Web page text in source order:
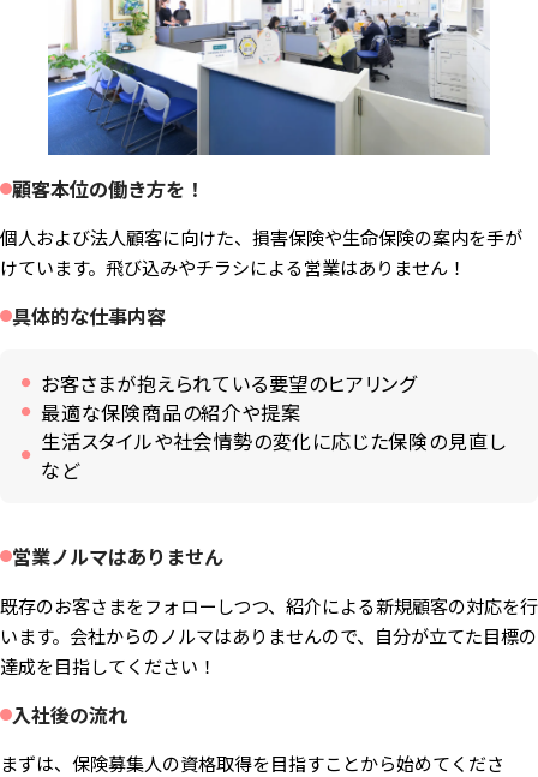
顧客本位の働き方を！
個人および法人顧客に向けた、損害保険や生命保険の案内を手が
けています。飛び込みやチラシによる営業はありません！
具体的な仕事内容
お客さまが抱えられている要望のヒアリング
最適な保険商品の紹介や提案
生活スタイルや社会情勢の変化に応じた保険の見直し
など
営業ノルマはありません
既存のお客さまをフォローしつつ、紹介による新規顧客の対応を行
います。会社からのノルマはありませんので、自分が立てた目標の
達成を目指してください！
入社後の流れ
まずは、保険募集人の資格取得を目指すことから始めてくださ